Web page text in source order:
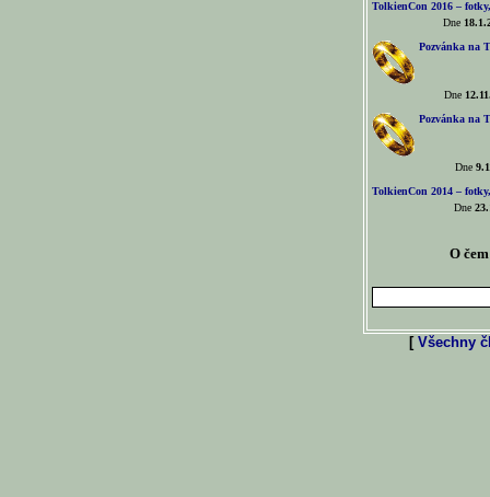
TolkienCon 2016 –
Dne
Pozvánka na
Dne
Pozvánka na
Dne
TolkienCon 2014 –
Dne
O
[ Všechny